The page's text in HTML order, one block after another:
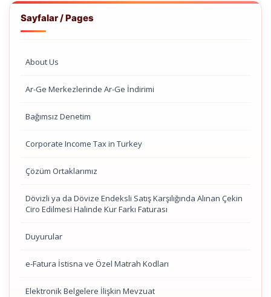
Sayfalar / Pages
About Us
Ar-Ge Merkezlerinde Ar-Ge İndirimi
Bağımsız Denetim
Corporate Income Tax in Turkey
Çözüm Ortaklarımız
Dövizli ya da Dövize Endeksli Satış Karşılığında Alınan Çekin
Ciro Edilmesi Halinde Kur Farkı Faturası
Duyurular
e-Fatura İstisna ve Özel Matrah Kodları
Elektronik Belgelere İlişkin Mevzuat